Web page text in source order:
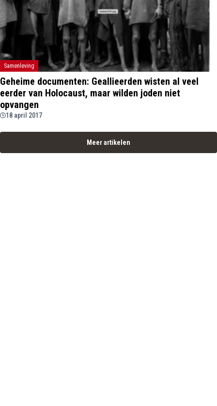
Samenleving
Geheime documenten: Geallieerden wisten al veel
eerder van Holocaust, maar wilden joden niet
opvangen
18 april 2017
Meer artikelen